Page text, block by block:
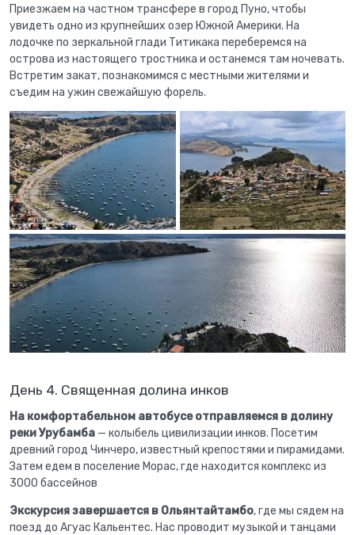
Приезжаем на частном трансфере в город Пуно, чтобы
увидеть одно из крупнейших озер Южной Америки. На
лодочке по зеркальной глади Титикака переберемся на
острова из настоящего тростника и останемся там ночевать.
Встретим закат, познакомимся с местными жителями и
съедим на ужин свежайшую форель.
День 4. Священная долина инков
На комфортабельном автобусе отправляемся в долину
реки Урубамба — колыбель цивилизации инков. Посетим
древний город Чинчеро, известный крепостями и пирамидами.
Затем едем в поселение Морас, где находится комплекс из
3000 бассейнов
Экскурсия завершается в Ольянтайтамбо, где мы сядем на
поезд до Агуас Кальентес. Нас проводит музыкой и танцами